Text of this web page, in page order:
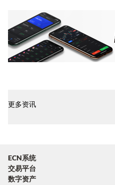
更多资讯
ECN系统
交易平台
数字资产